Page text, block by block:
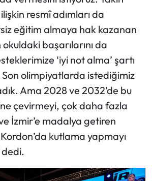
resmî adımları da
eğitim almaya hak kazanan
başarılarını da
‘iyi not alma’ şartı
olimpiyatlarda istediğimiz
Ama 2028 ve 2032’de bu
çevirmeyi, çok daha fazla
İzmir’e madalya getiren
kutlama yapmayı